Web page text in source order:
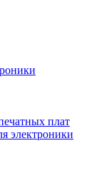
плат
электроники